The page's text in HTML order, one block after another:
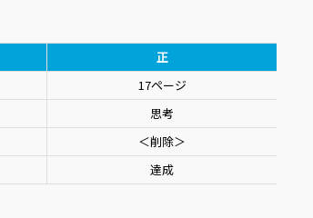
正
17ページ
思考
＜削除＞
達成